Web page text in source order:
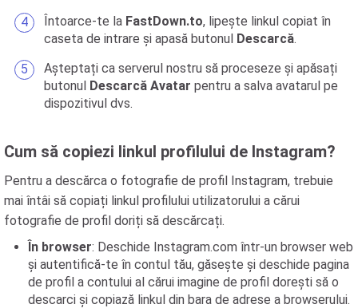
Întoarce-te la FastDown.to, lipește linkul copiat în
caseta de intrare și apasă butonul Descarcă.
Așteptați ca serverul nostru să proceseze și apăsați
butonul Descarcă Avatar pentru a salva avatarul pe
dispozitivul dvs.
Cum să copiezi linkul profilului de Instagram?
Pentru a descărca o fotografie de profil Instagram, trebuie
mai întâi să copiați linkul profilului utilizatorului a cărui
fotografie de profil doriți să descărcați.
În browser: Deschide Instagram.com într-un browser web
și autentifică-te în contul tău, găsește și deschide pagina
de profil a contului al cărui imagine de profil dorești să o
descarci și copiază linkul din bara de adrese a browserului.